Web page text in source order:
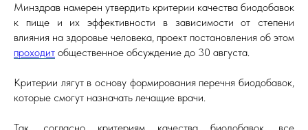
Минздрав намерен утвердить критерии качества биодобавок
к пище и их эффективности в зависимости от степени
влияния на здоровье человека, проект постановления об этом
проходит общественное обсуждение до 30 августа.
Критерии лягут в основу формирования перечня биодобавок,
которые смогут назначать лечащие врачи.